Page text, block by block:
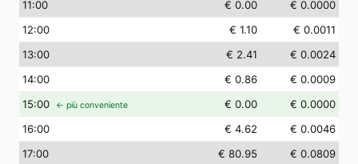
11:00 € 0.00
€ 0.0000
12:00 € 1.10
€ 0.0011
13:00 € 2.41
€ 0.0024
14:00 € 0.86
€ 0.0009
15:00 ← più conveniente € 0.00
€ 0.0000
16:00 € 4.62
€ 0.0046
17:00 € 80.95
€ 0.0809